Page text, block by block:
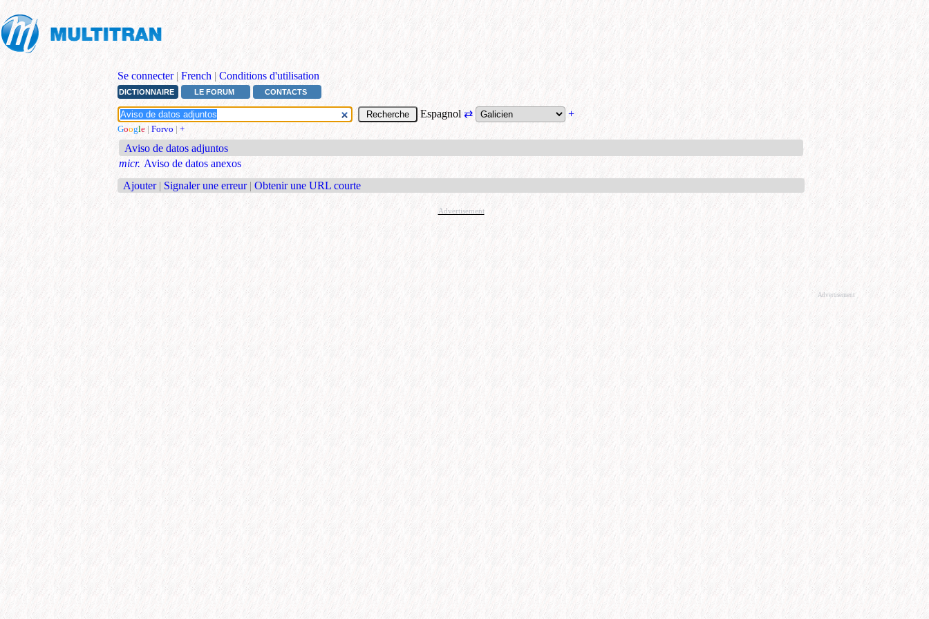
Se connecter | French | Conditions d'utilisation
DICTIONNAIRE LE FORUM CONTACTS
Espagnol⇄ +
Google | Forvo | +
Aviso de datos adjuntos
micr. Aviso de datos anexos
Ajouter | Signaler une erreur | Obtenir une URL courte
Advertisement
Advertisement